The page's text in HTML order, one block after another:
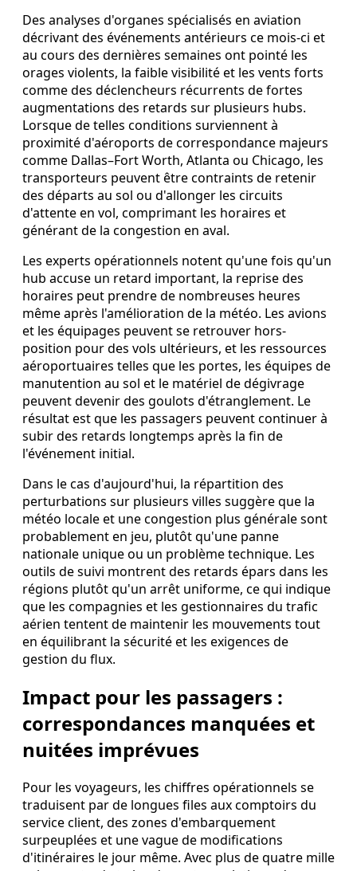
Des analyses d'organes spécialisés en aviation
décrivant des événements antérieurs ce mois-ci et
au cours des dernières semaines ont pointé les
orages violents, la faible visibilité et les vents forts
comme des déclencheurs récurrents de fortes
augmentations des retards sur plusieurs hubs.
Lorsque de telles conditions surviennent à
proximité d'aéroports de correspondance majeurs
comme Dallas–Fort Worth, Atlanta ou Chicago, les
transporteurs peuvent être contraints de retenir
des départs au sol ou d'allonger les circuits
d'attente en vol, comprimant les horaires et
générant de la congestion en aval.
Les experts opérationnels notent qu'une fois qu'un
hub accuse un retard important, la reprise des
horaires peut prendre de nombreuses heures
même après l'amélioration de la météo. Les avions
et les équipages peuvent se retrouver hors-
position pour des vols ultérieurs, et les ressources
aéroportuaires telles que les portes, les équipes de
manutention au sol et le matériel de dégivrage
peuvent devenir des goulots d'étranglement. Le
résultat est que les passagers peuvent continuer à
subir des retards longtemps après la fin de
l'événement initial.
Dans le cas d'aujourd'hui, la répartition des
perturbations sur plusieurs villes suggère que la
météo locale et une congestion plus générale sont
probablement en jeu, plutôt qu'une panne
nationale unique ou un problème technique. Les
outils de suivi montrent des retards épars dans les
régions plutôt qu'un arrêt uniforme, ce qui indique
que les compagnies et les gestionnaires du trafic
aérien tentent de maintenir les mouvements tout
en équilibrant la sécurité et les exigences de
gestion du flux.
Impact pour les passagers :
correspondances manquées et
nuitées imprévues
Pour les voyageurs, les chiffres opérationnels se
traduisent par de longues files aux comptoirs du
service client, des zones d'embarquement
surpeuplées et une vague de modifications
d'itinéraires le jour même. Avec plus de quatre mille